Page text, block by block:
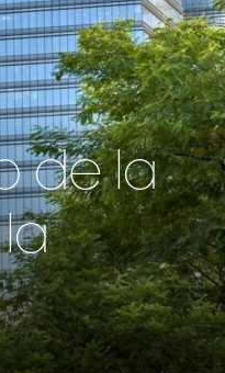
de la